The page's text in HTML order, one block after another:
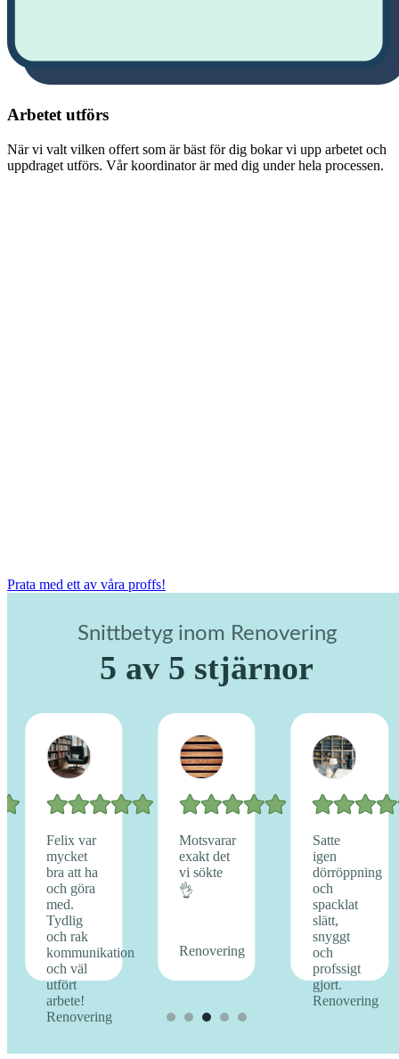
Arbetet utförs
När vi valt vilken offert som är bäst för dig bokar vi upp arbetet och
uppdraget utförs. Vår koordinator är med dig under hela processen.
Prata med ett av våra proffs!